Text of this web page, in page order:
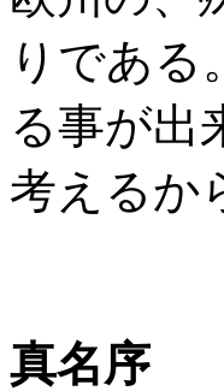
りである
る事が出
考えるか
真名序